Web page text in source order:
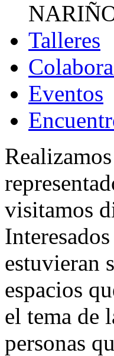
Talleres
Eventos
visitamos
estuvieran
espacios
el tema de
personas